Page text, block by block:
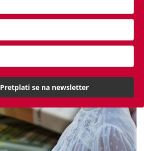
Pretplati se na newsletter